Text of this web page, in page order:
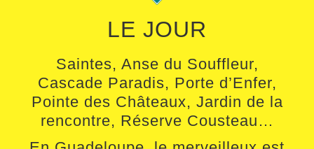
LE JOUR
Saintes, Anse du Souffleur,
Cascade Paradis, Porte d’Enfer,
Pointe des Châteaux, Jardin de la
rencontre, Réserve Cousteau…